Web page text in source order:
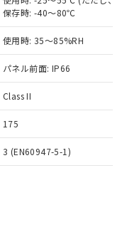
保存時: -40～80℃
使用時: 35～85%RH
パネル前面: IP66
Class II
175
3 (EN60947-5-1)
ている必要が
上で当社にご
いて、当社
が、当社の製
様との取
利用すること
、"個人情報
の「1.共同利
ている法人を
ード
ードするこ
有証明書
基準）
有を証明す
部門へお問
い機種